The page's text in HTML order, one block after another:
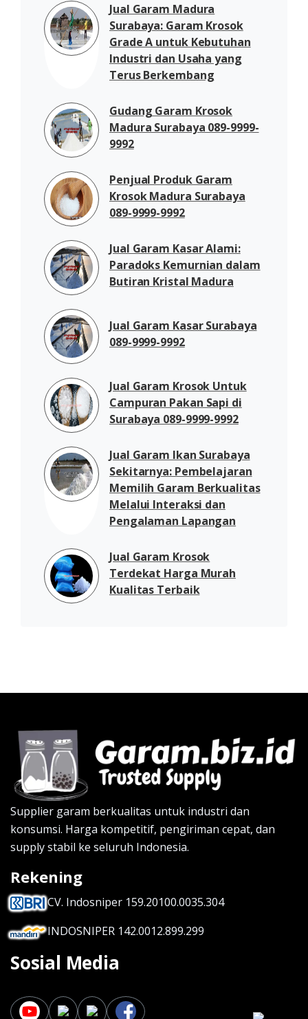
Jual Garam Madura
Surabaya: Garam Krosok
Grade A untuk Kebutuhan
Industri dan Usaha yang
Terus Berkembang
Gudang Garam Krosok
Madura Surabaya 089-9999-
9992
Penjual Produk Garam
Krosok Madura Surabaya
089-9999-9992
Jual Garam Kasar Alami:
Paradoks Kemurnian dalam
Butiran Kristal Madura
Jual Garam Kasar Surabaya
089-9999-9992
Jual Garam Krosok Untuk
Campuran Pakan Sapi di
Surabaya 089-9999-9992
Jual Garam Ikan Surabaya
Sekitarnya: Pembelajaran
Memilih Garam Berkualitas
Melalui Interaksi dan
Pengalaman Lapangan
Jual Garam Krosok
Terdekat Harga Murah
Kualitas Terbaik
Supplier garam berkualitas untuk industri dan
konsumsi. Harga kompetitif, pengiriman cepat, dan
supply stabil ke seluruh Indonesia.
Rekening
CV. Indosniper 159.20100.0035.304
INDOSNIPER 142.0012.899.299
Sosial Media